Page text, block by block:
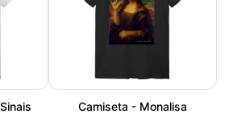
Camiseta - Monalisa